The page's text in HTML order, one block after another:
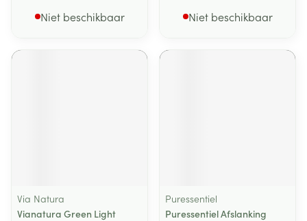
Niet beschikbaar Niet beschikbaar
Via Natura
Vianatura Green Light
Puressentiel
Puressentiel Afslanking